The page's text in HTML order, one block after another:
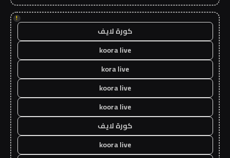
!
كورة لايف
koora live
kora live
koora live
koora live
كورة لايف
koora live